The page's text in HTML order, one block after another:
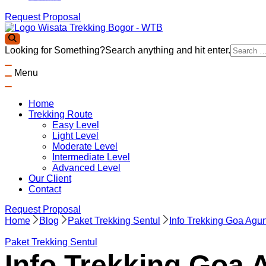
Request Proposal
Wisata Trekking Bogor By Lintas Group
Aktivitas outdoor Bogor untuk anda yang ingin berwisata ke
Panduan Trekking Sentul Bogor
Looking for Something?Search anything and hit enter.
Menu
Home
Trekking Route
Easy Level
Light Level
Moderate Level
Intermediate Level
Advanced Level
Our Client
Contact
Request Proposal
Home
Blog Paket Trekking Sentul Info Trekking Goa
Paket Trekking Sentul